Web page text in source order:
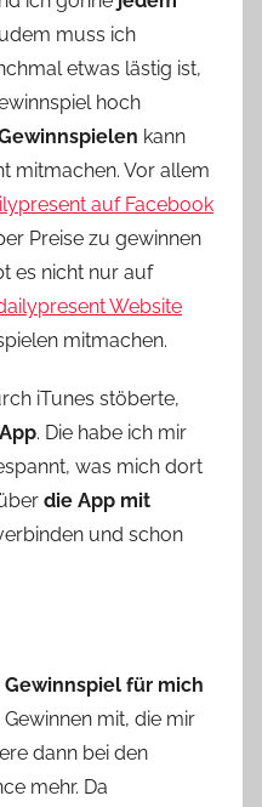
n
e
muss ich
etwas lästig ist,
hoch
kann
mitmachen. Vor allem
auf Facebook
Preise zu gewinnen
es nicht nur auf
Website
mitmachen.
iTunes stöberte,
. Die habe ich mir
was mich dort
die App mit
und schon
Gewinnspiel für mich
mit, die mir
dann bei den
mehr. Da